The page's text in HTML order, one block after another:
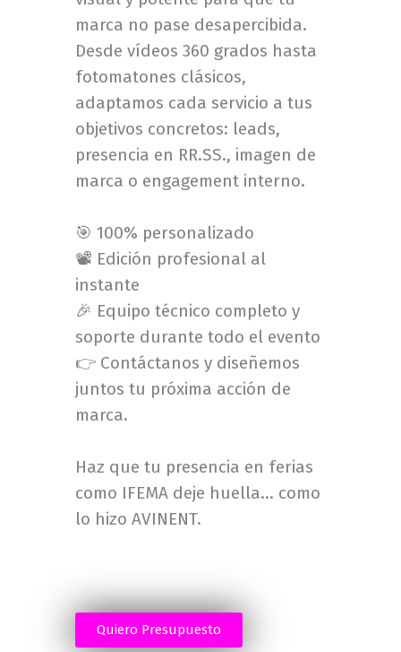
marca no pase desapercibida.
Desde vídeos 360 grados hasta
fotomatones clásicos,
adaptamos cada servicio a tus
objetivos concretos: leads,
presencia en RR.SS., imagen de
marca o engagement interno.
🎯 100% personalizado
📽️ Edición profesional al
instante
🎉 Equipo técnico completo y
soporte durante todo el evento
👉 Contáctanos y diseñemos
juntos tu próxima acción de
marca.
Haz que tu presencia en ferias
como IFEMA deje huella… como
lo hizo AVINENT.
Quiero Presupuesto